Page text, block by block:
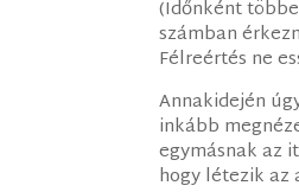
(Időnként
számban
Félreértés ne
Annakidején
inkább
egymásnak az
hogy létezik az